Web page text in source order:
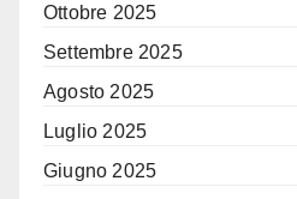
Ottobre 2025
Settembre 2025
Agosto 2025
Luglio 2025
Giugno 2025